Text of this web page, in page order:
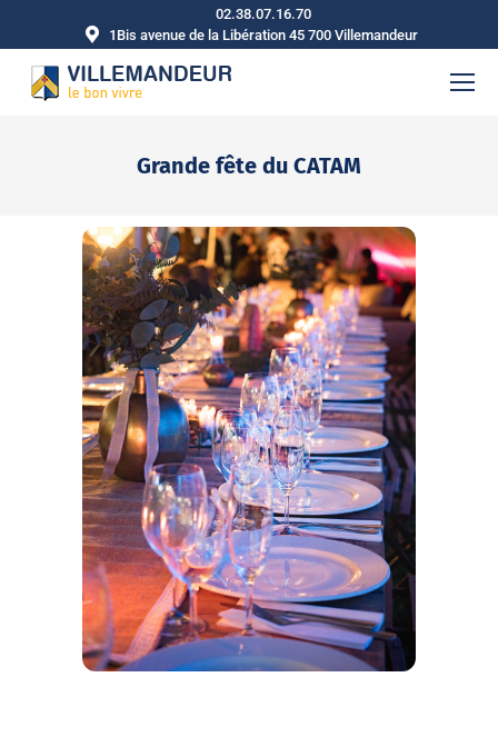
02.38.07.16.70
1Bis avenue de la Libération 45 700 Villemandeur
Grande fête du CATAM